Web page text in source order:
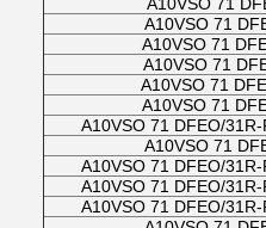
A10VSO 71
A10VSO 71
A10VSO 71
A10VSO 71
A10VSO 71
A10VSO 71 DFEO/
A10VSO 71
A10VSO 71 DFEO/
A10VSO 71 DFEO/
A10VSO 71 DFEO/